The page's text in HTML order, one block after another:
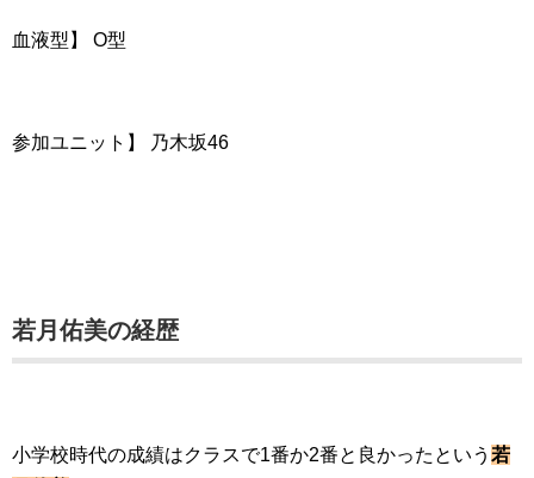
血液型】 O型
参加ユニット】 乃木坂46
若月佑美の経歴
小学校時代の成績はクラスで1番か2番と良かったという 若